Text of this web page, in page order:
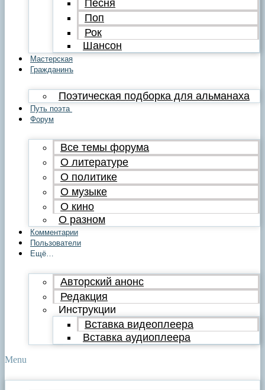
Песня
Поп
Рок
Шансон
Мастерская
Гражданинъ
Поэтическая подборка для альманаха
Путь поэта
Форум
Все темы форума
О литературе
О политике
О музыке
О кино
О разном
Комментарии
Пользователи
Ещё…
Авторский анонс
Редакция
Инструкции
Вставка видеоплеера
Вставка аудиоплеера
Menu